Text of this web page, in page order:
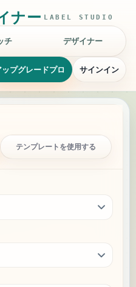
一括ラベル作
ナー LABEL STUDIO
チ デザイナー
ップグレードプロ サインイン
code
テンプレートを使用する